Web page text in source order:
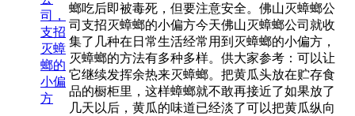
螂吃后即被毒死，但要注意安全。佛山灭蟑螂公
司支招灭蟑螂的小偏方今天佛山灭蟑螂公司就收
集了几种在日常生活经常用到灭蟑螂的小偏方，
灭蟑螂的方法有多种多样。供大家参考：可以让
它继续发挥余热来灭蟑螂。把黄瓜头放在贮存食
品的橱柜里，这样蟑螂就不敢再接近了如果放了
几天以后，黄瓜的味道已经淡了可以把黄瓜纵向